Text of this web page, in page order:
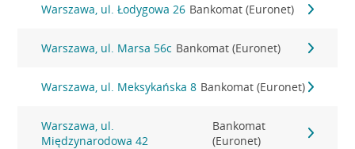
Warszawa, ul. Łodygowa 26 Bankomat (Euronet)
Warszawa, ul. Marsa 56c Bankomat (Euronet)
Warszawa, ul. Meksykańska 8 Bankomat (Euronet)
Warszawa, ul.
Międzynarodowa 42
Bankomat
(Euronet)